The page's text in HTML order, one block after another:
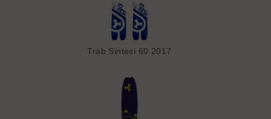
Trab Sintesi 60 2017